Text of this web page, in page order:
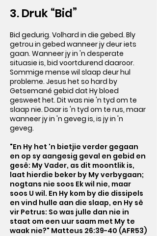
3. Druk “Bid”
Bid gedurig. Volhard in die gebed. Bly
getrou in gebed wanneer jy deur iets
gaan. Wanneer jy in 'n desperate
situasie is, bid voortdurend daaroor.
Sommige mense wil slaap deur hul
probleme. Jesus het so hard by
Getsemané gebid dat Hy bloed
gesweet het. Dit was nie 'n tyd om te
slaap nie. Daar is 'n tyd om te rus, maar
wanneer jy in 'n geveg is, is jy in 'n
geveg.
"En Hy het 'n bietjie verder gegaan
en op sy aangesig geval en gebid en
gesê: My Vader, as dit moontlik is,
laat hierdie beker by My verbygaan;
nogtans nie soos Ek wil nie, maar
soos U wil. En Hy kom by die dissipels
en vind hulle aan die slaap, en Hy sê
vir Petrus: So was julle dan nie in
staat om een uur saam met My te
waak nie?" Matteus 26:39-40 (AFR53)